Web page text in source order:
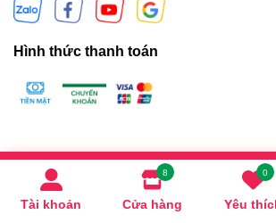
Tài khoản
8
Cửa hàng
0
Yêu
Hình thức thanh toán
Bản quyền thuộc về
Cung cấp bởi
Sapo